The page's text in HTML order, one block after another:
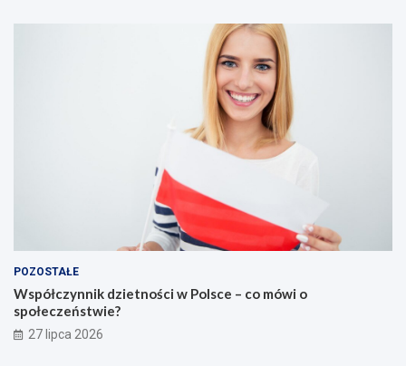
POZOSTAŁE
Współczynnik dzietności w Polsce – co mówi o
społeczeństwie?
27 lipca 2026